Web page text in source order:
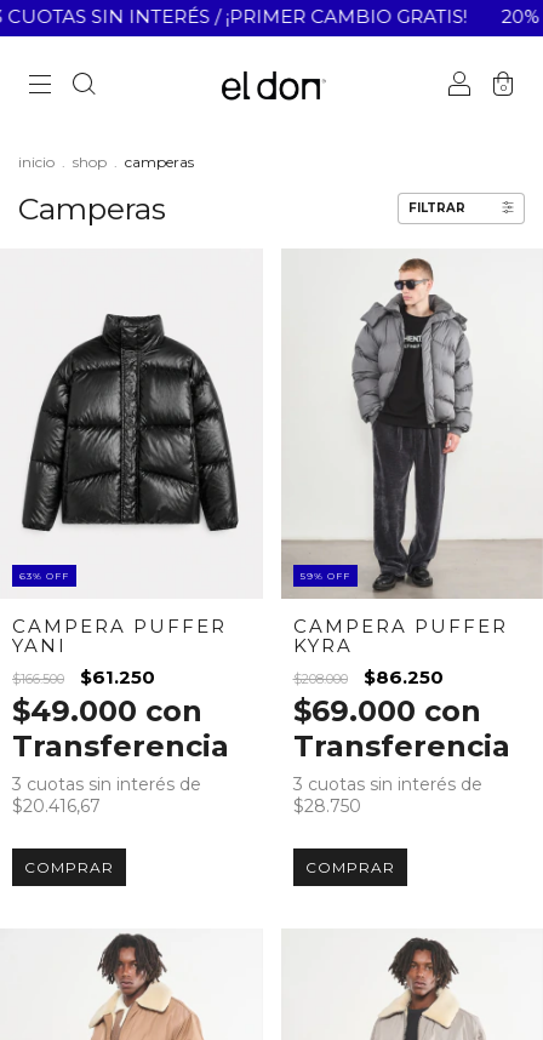
INTERÉS / ¡PRIMER CAMBIO GRATIS! 20% OFF EN
0
inicio . shop . camperas
Camperas FILTRAR
63% OFF
CAMPERA PUFFER
YANI
$166.500 $61.250
$49.000 con
Transferencia
3 cuotas sin interés de
$20.416,67
COMPRAR
59% OFF
CAMPERA PUFFER
KYRA
$208.000 $86.250
$69.000 con
Transferencia
3 cuotas sin interés de
$28.750
COMPRAR